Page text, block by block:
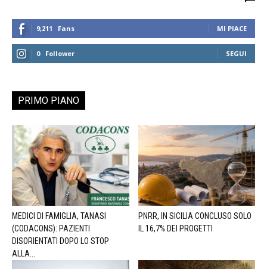
9,211 Fans MI PIACE
0 Follower SEGUI
PRIMO PIANO
MEDICI DI FAMIGLIA, TANASI
(CODACONS): PAZIENTI
DISORIENTATI DOPO LO STOP
ALLA...
PNRR, IN SICILIA CONCLUSO SOLO
IL 16,7% DEI PROGETTI